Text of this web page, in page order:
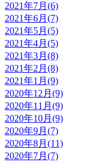
2021年7月(6)
2021年6月(7)
2021年5月(5)
2021年4月(5)
2021年3月(8)
2021年2月(8)
2021年1月(9)
2020年12月(9)
2020年11月(9)
2020年10月(9)
2020年9月(7)
2020年8月(11)
2020年7月(7)